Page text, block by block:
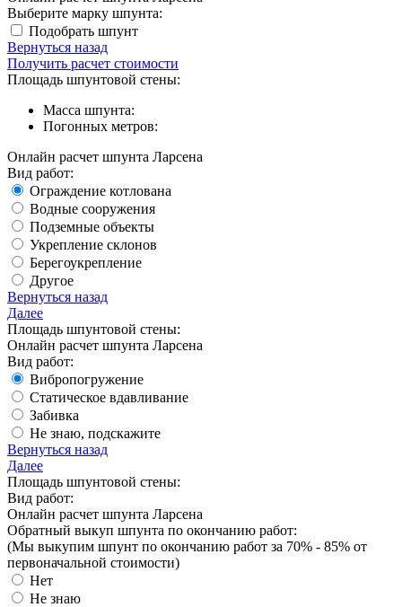
Выберите марку шпунта:
Подобрать шпунт
Вернуться назад
Получить расчет стоимости
Площадь шпунтовой стены:
Масса шпунта:
Погонных метров:
Онлайн расчет шпунта Ларсена
Вид работ:
Ограждение котлована
Водные сооружения
Подземные объекты
Укрепление склонов
Берегоукрепление
Другое
Вернуться назад
Далее
Площадь шпунтовой стены:
Онлайн расчет шпунта Ларсена
Вид работ:
Вибропогружение
Статическое вдавливание
Забивка
Не знаю, подскажите
Вернуться назад
Далее
Площадь шпунтовой стены:
Вид работ:
Онлайн расчет шпунта Ларсена
Обратный выкуп шпунта по окончанию работ:
(Мы выкупим шпунт по окончанию работ за 70% - 85% от
первоначальной стоимости)
Нет
Не знаю